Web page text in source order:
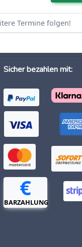
Termine folgen!
Sicher bezahlen mit:
€
BARZAHLUNG